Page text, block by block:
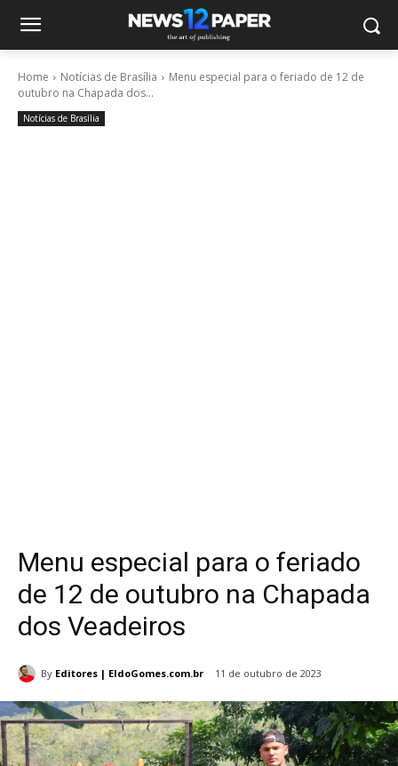
Home Notícias de Brasília
Menu especial para o feriado de 12 de
outubro na Chapada dos...
Notícias de Brasília
Menu especial para o feriado
de 12 de outubro na Chapada
dos Veadeiros
By Editores | EldoGomes.com.br 11 de outubro de 2023